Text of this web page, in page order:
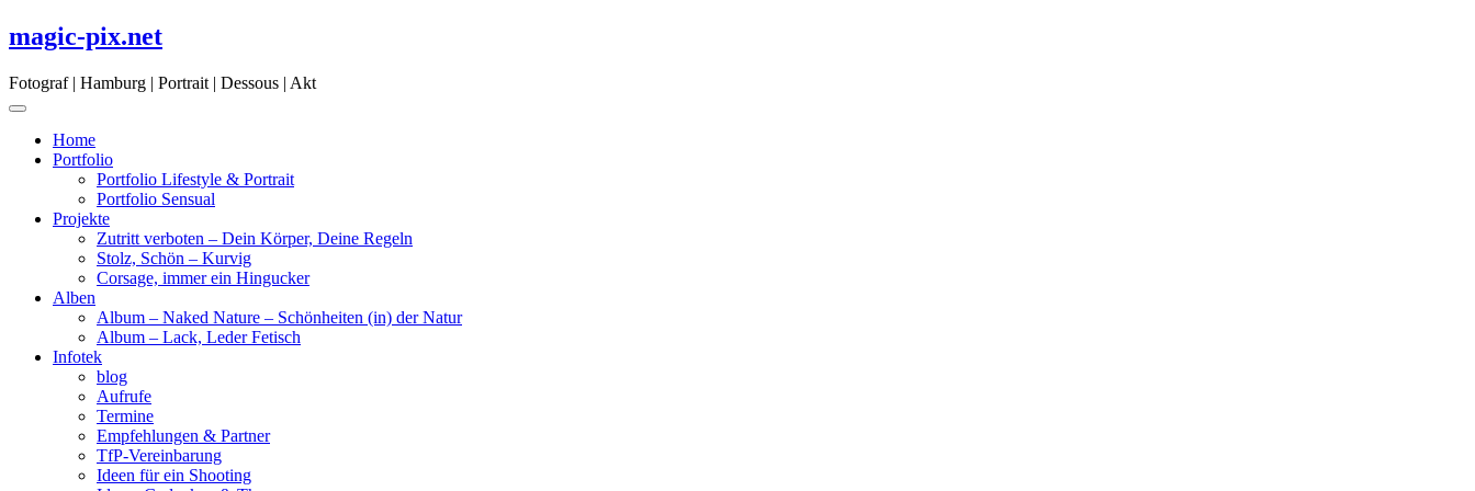
Skip
to
magic-pix.net
Fotograf | Hamburg | Portrait | Dessous | Akt
Home
Portfolio
Portfolio Lifestyle & Portrait
Portfolio Sensual
Projekte
Zutritt verboten – Dein Körper, Deine Regeln
Stolz, Schön – Kurvig
Corsage, immer ein Hingucker
Alben
Album – Naked Nature – Schönheiten (in) der Natur
Album – Lack, Leder Fetisch
Infotek
blog
Aufrufe
Termine
Empfehlungen & Partner
TfP-Vereinbarung
Ideen für ein Shooting